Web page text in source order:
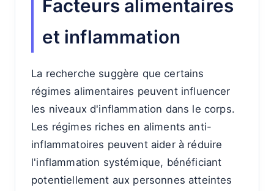
Facteurs alimentaires
et inflammation
La recherche suggère que certains
régimes alimentaires peuvent influencer
les niveaux d'inflammation dans le corps.
Les régimes riches en aliments anti-
inflammatoires peuvent aider à réduire
l'inflammation systémique, bénéficiant
potentiellement aux personnes atteintes